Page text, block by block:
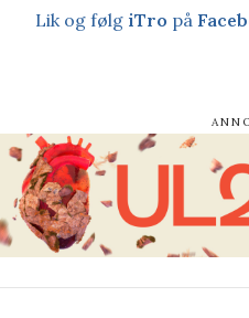
Lik og følg iTro på